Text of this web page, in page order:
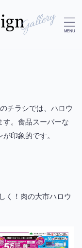
チラシでは、ハロウ
す。食品スーパーな
印象的です。
く！肉の大市ハロウ